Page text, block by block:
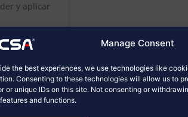
Manage Consent
the best experiences, we use technologies like
Consenting to these technologies will allow us to
or unique IDs on this site. Not consenting or
and functions.
y aplicar